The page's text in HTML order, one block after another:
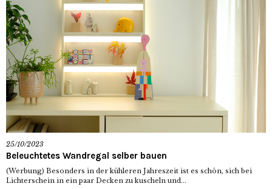
25/10/2023
Beleuchtetes Wandregal selber bauen
(Werbung) Besonders in der kühleren Jahreszeit ist es schön, sich bei
Lichterschein in ein paar Decken zu kuscheln und...